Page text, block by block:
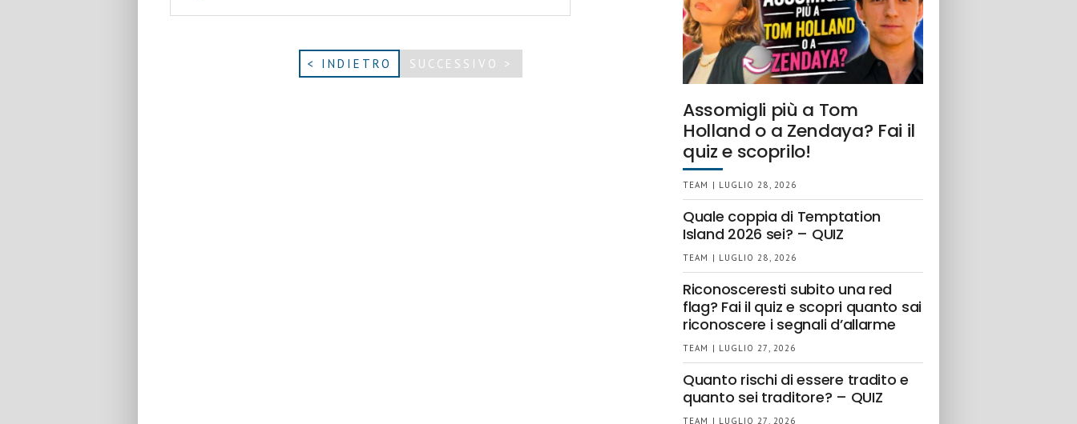
< INDIETRO SUCCESSIVO >
Assomigli più a Tom
Holland o a Zendaya? Fai il
quiz e scoprilo!
TEAM | LUGLIO 28, 2026
Quale coppia di Temptation
Island 2026 sei? – QUIZ
TEAM | LUGLIO 28, 2026
Riconosceresti subito una red
flag? Fai il quiz e scopri quanto sai
riconoscere i segnali d’allarme
TEAM | LUGLIO 27, 2026
Quanto rischi di essere tradito e
quanto sei traditore? – QUIZ
TEAM | LUGLIO 27, 2026